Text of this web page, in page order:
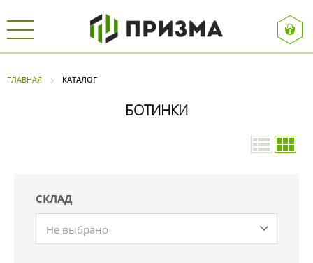
ГЛАВНАЯ КАТАЛОГ
БОТИНКИ
СКЛАД
Не выбрано